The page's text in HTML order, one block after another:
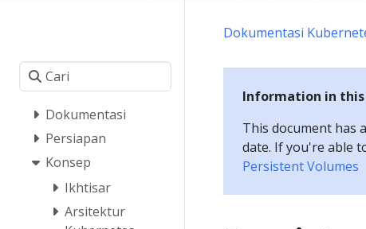
Dokumentasi
Persiapan
Konsep
Ikhtisar
Arsitektur
Dokumentasi
Information in
This document has
date. If you're able
Persistent Volumes